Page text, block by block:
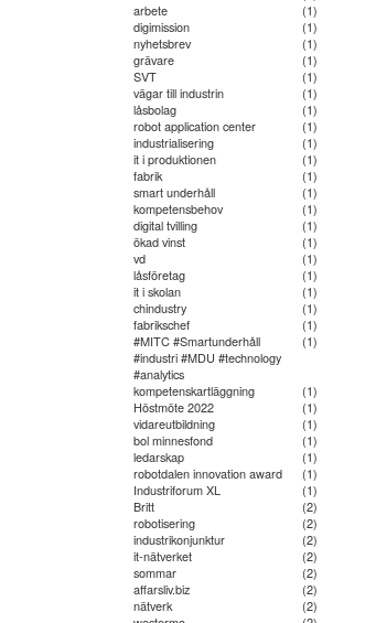
arbete
(1)
digimission
(1)
nyhetsbrev
(1)
grävare
(1)
SVT
(1)
vägar till industrin
(1)
låsbolag
(1)
robot application center
(1)
industrialisering
(1)
it i produktionen
(1)
fabrik
(1)
smart underhåll
(1)
kompetensbehov
(1)
digital tvilling
(1)
ökad vinst
(1)
vd
(1)
låsföretag
(1)
it i skolan
(1)
chindustry
(1)
fabrikschef
(1)
#MITC #Smartunderhåll
#industri #MDU #technology
#analytics
(1)
kompetenskartläggning
(1)
Höstmöte 2022
(1)
vidareutbildning
(1)
bol minnesfond
(1)
ledarskap
(1)
robotdalen innovation award
(1)
Industriforum XL
(1)
Britt
(2)
robotisering
(2)
industrikonjunktur
(2)
it-nätverket
(2)
sommar
(2)
affarsliv.biz
(2)
nätverk
(2)